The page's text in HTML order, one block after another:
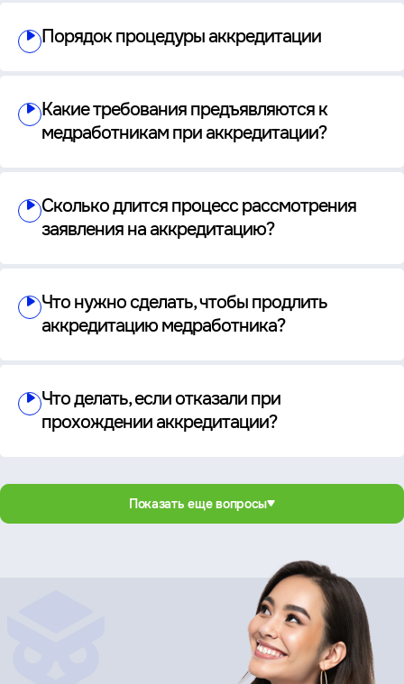
Порядок процедуры аккредитации
Какие требования предъявляются к
медработникам при аккредитации?
Сколько длится процесс рассмотрения
заявления на аккредитацию?
Что нужно сделать, чтобы продлить
аккредитацию медработника?
Что делать, если отказали при
прохождении аккредитации?
Показать еще вопросы